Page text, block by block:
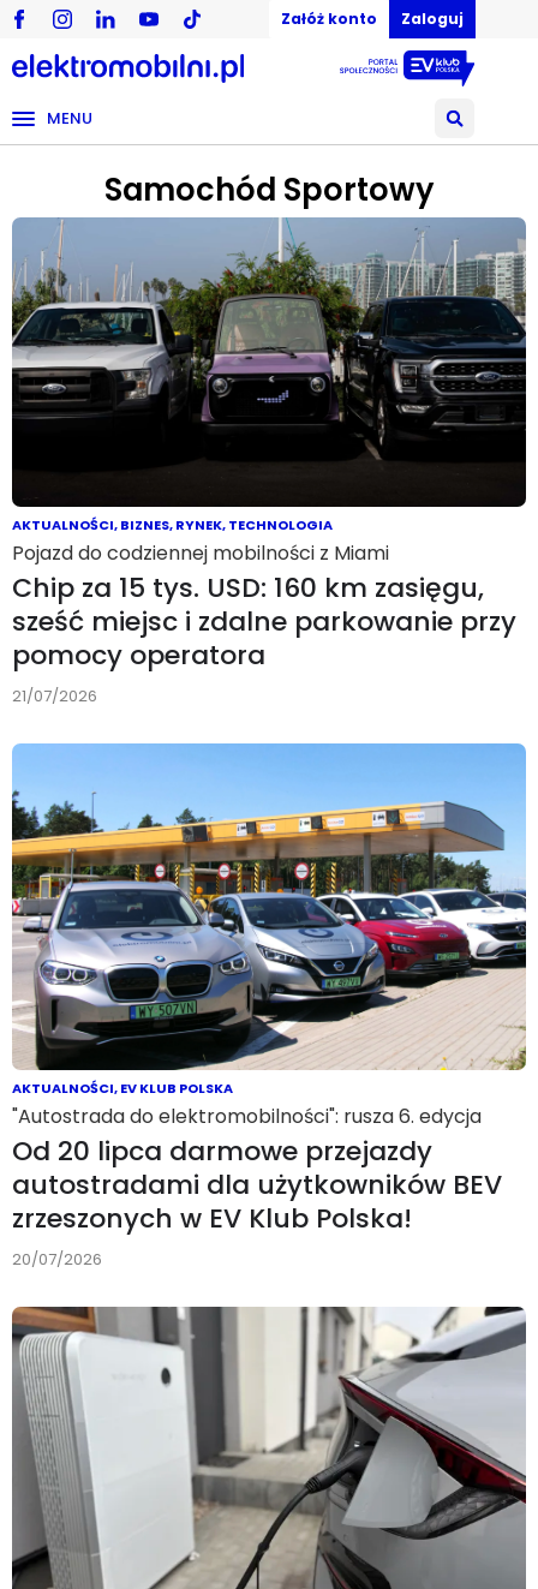
Załóż konto Zaloguj
MENU
Samochód Sportowy
AKTUALNOŚCI,BIZNES,RYNEK,TECHNOLOGIA
Pojazd do codziennej mobilności z Miami
Chip za 15 tys. USD: 160 km zasięgu,
sześć miejsc i zdalne parkowanie przy
pomocy operatora
21/07/2026
AKTUALNOŚCI,EV KLUB POLSKA
"Autostrada do elektromobilności": rusza 6. edycja
Od 20 lipca darmowe przejazdy
autostradami dla użytkowników BEV
zrzeszonych w EV Klub Polska!
20/07/2026